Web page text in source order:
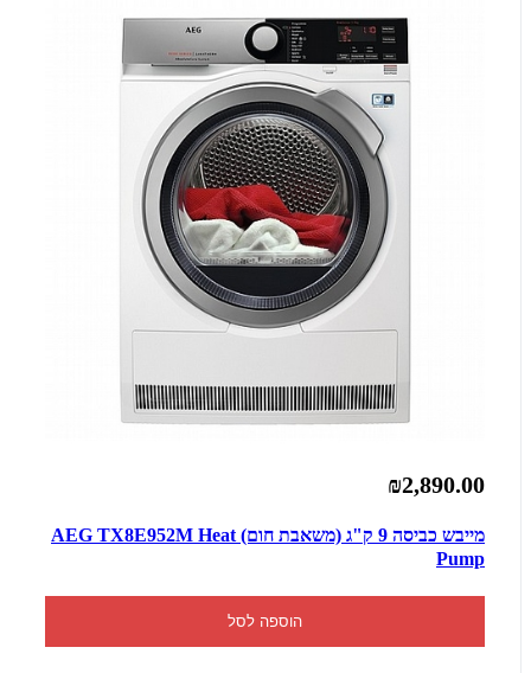
₪2,890.00
מייבש כביסה 9 ‏ק"ג (משאבת חום) AEG TX8E952M Heat
Pump
הוספה לסל